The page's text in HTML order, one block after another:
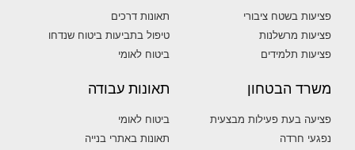
פציעות בשטח ציבורי
פציעות מרשלנות
פציעות תלמידים
תאונות דרכים
טיפול בתביעות ביטוח שנדחו
ביטוח לאומי
משרד הבטחון
פציעה בעת פעילות מבצעית
נפגעי חרדה
תאונות עבודה
ביטוח לאומי
תאונות באתרי בנייה